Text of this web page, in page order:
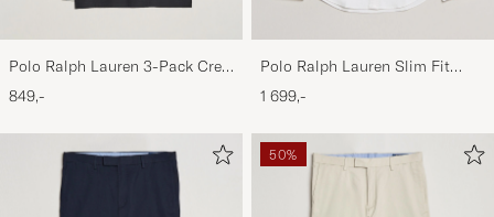
Polo Ralph Lauren 3-Pack Crew
Neck T-Shirt
White/Black/Andover Heather
849,-
Polo Ralph Lauren Slim Fit
Shirt Oxford White
1 699,-
50%